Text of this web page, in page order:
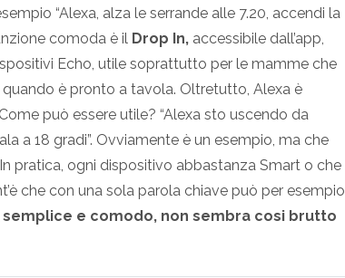
“Alexa, alza le serrande alle 7.20, accendi la
comoda è il Drop In, accessibile dall’app,
Echo, utile soprattutto per le mamme che
è pronto a tavola. Oltretutto, Alexa è
può essere utile? “Alexa sto uscendo da
a 18 gradi”. Ovviamente è un esempio, ma che
pratica, ogni dispositivo abbastanza Smart o che
che con una sola parola chiave può per esempio
semplice e comodo, non sembra cosi brutto